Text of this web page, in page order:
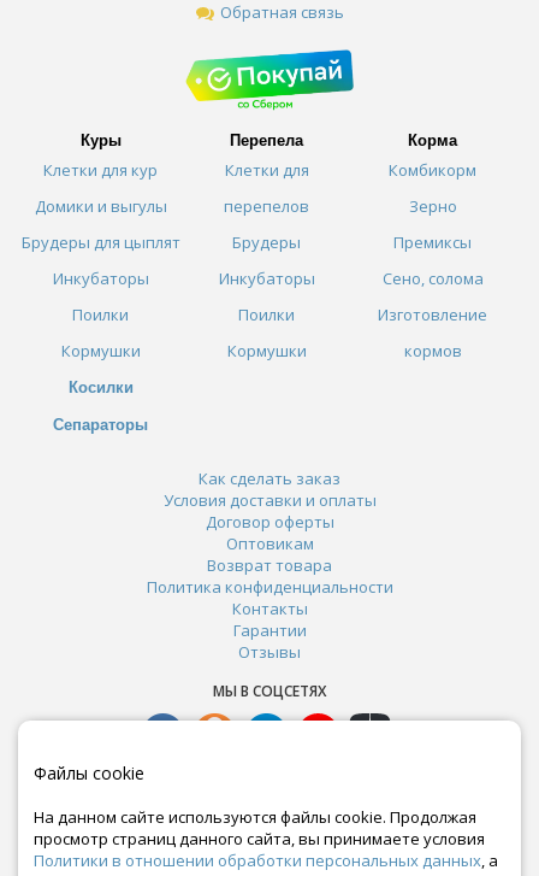
Обратная связь
Куры
Клетки для кур
Домики и выгулы
Брудеры для цыплят
Инкубаторы
Поилки
Кормушки
Косилки
Сепараторы
Перепела
Клетки для
перепелов
Брудеры
Инкубаторы
Поилки
Кормушки
Корма
Комбикорм
Зерно
Премиксы
Сено, солома
Изготовление
кормов
Как сделать заказ
Условия доставки и оплаты
Договор оферты
Оптовикам
Возврат товара
Политика конфиденциальности
Контакты
Гарантии
Отзывы
МЫ В СОЦСЕТЯХ
Файлы cookie
На данном сайте используются файлы cookie. Продолжая
просмотр страниц данного сайта, вы принимаете условия
Политики в отношении обработки персональных данных, а